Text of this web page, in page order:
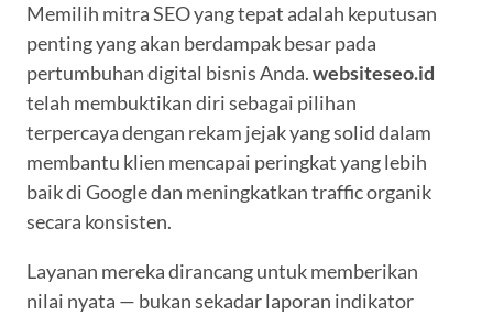
Memilih mitra SEO yang tepat adalah keputusan
penting yang akan berdampak besar pada
pertumbuhan digital bisnis Anda.websiteseo.id
telah membuktikan diri sebagai pilihan
terpercaya dengan rekam jejak yang solid dalam
membantu klien mencapai peringkat yang lebih
baik di Google dan meningkatkan traffic organik
secara konsisten.
Layanan mereka dirancang untuk memberikan
nilai nyata — bukan sekadar laporan indikator